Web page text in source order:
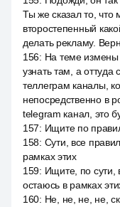
Ты же сказал то,
второстепенный
делать рекламу.
156: На теме
узнать там, а
теллеграм каналы,
непосредственно в
telegram канал, это
157: Ищите по
158: Сути, все
рамках этих
159: Ищите, по сути,
остаюсь в рамках
160: Не, не, не, не,